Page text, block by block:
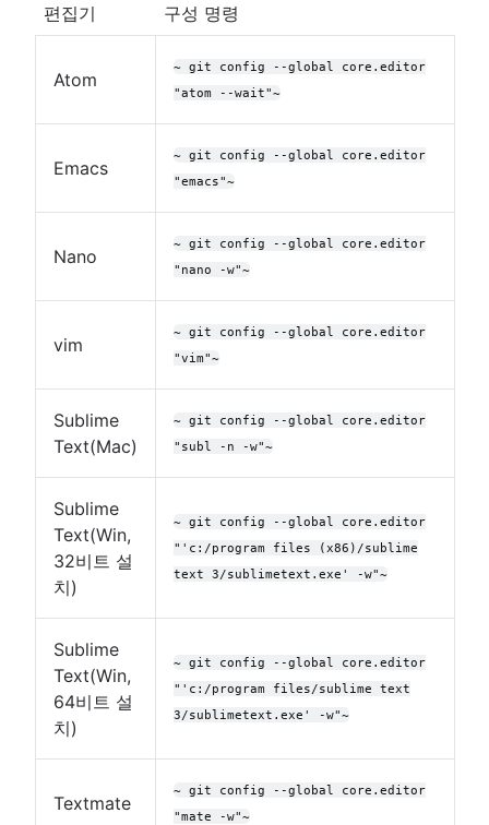
편집기
구성 명령
Atom
~ git config --global core.editor
"atom --wait"~
Emacs
~ git config --global core.editor
"emacs"~
Nano
~ git config --global core.editor
"nano -w"~
vim
~ git config --global core.editor
"vim"~
Sublime
Text(Mac)
~ git config --global core.editor
"subl -n -w"~
Sublime
Text(Win,
32비트 설
치)
~ git config --global core.editor
"'c:/program files (x86)/sublime
text 3/sublimetext.exe' -w"~
Sublime
Text(Win,
64비트 설
치)
~ git config --global core.editor
"'c:/program files/sublime text
3/sublimetext.exe' -w"~
Textmate
~ git config --global core.editor
"mate -w"~